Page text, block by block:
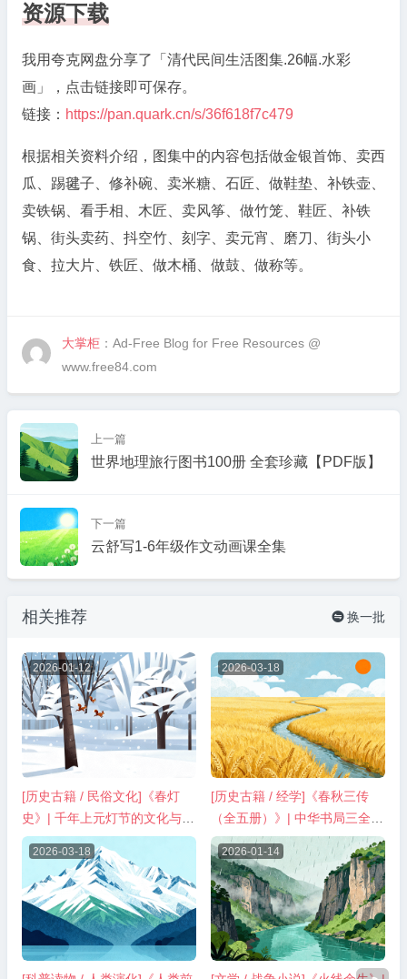
资源下载
我用夸克网盘分享了「清代民间生活图集.26幅.水彩
画」，点击链接即可保存。
链接： https://pan.quark.cn/s/36f618f7c479
根据相关资料介绍，图集中的内容包括做金银首饰、卖西
瓜、踢毽子、修补碗、卖米糖、石匠、做鞋垫、补铁壶、
卖铁锅、看手相、木匠、卖风筝、做竹笼、鞋匠、补铁
锅、街头卖药、抖空竹、刻字、卖元宵、磨刀、街头小
食、拉大片、铁匠、做木桶、做鼓、做称等。
大掌柜 ：Ad-Free Blog for Free Resources @
www.free84.com
上一篇
世界地理旅行图书100册 全套珍藏【PDF版】
下一篇
云舒写1-6年级作文动画课全集
相关推荐  换一批
2026-01-12
[历史古籍 / 民俗文化]《春灯
史》| 千年上元灯节的文化与繁
华
2026-03-18
[历史古籍 / 经学]《春秋三传
（全五册）》| 中华书局三全本
精校注译合集
2026-03-18 2026-01-14